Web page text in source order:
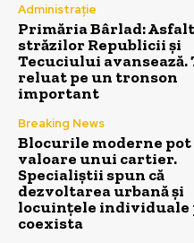
Administrație
Primăria Bârlad:
străzilor Republicii și
Tecuciului avansează.
reluat pe un tronson
important
Breaking News
Blocurile moderne pot
valoare unui cartier.
Specialiștii spun că
dezvoltarea urbană și
locuințele individuale
coexista